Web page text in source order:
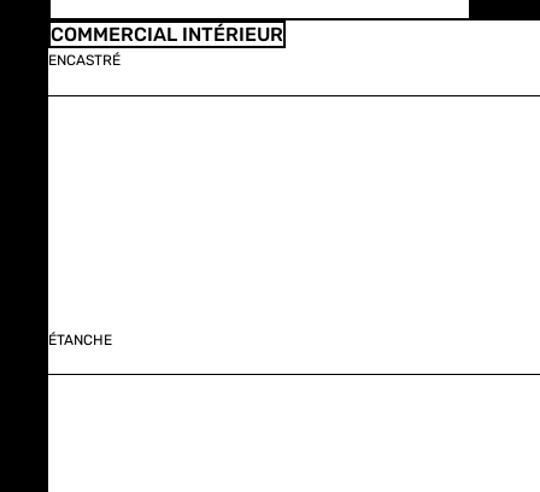
COMMERCIAL INTÉRIEUR
ENCASTRÉ
ÉTANCHE